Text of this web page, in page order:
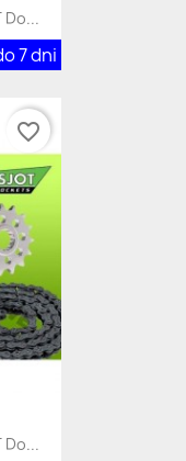
7 dni
Do...
favorite_border